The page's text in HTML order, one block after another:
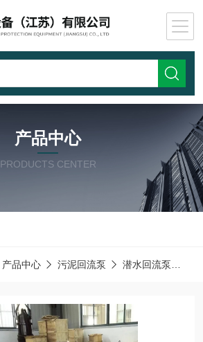
产品中心
PRODUCTS CENTER
产品中心 污泥回流泵 潜水回流泵